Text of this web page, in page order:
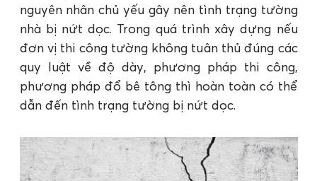
nguyên nhân chủ yếu gây nên tình trạng tường
nhà bị nứt dọc. Trong quá trình xây dựng nếu
đơn vị thi công tường không tuân thủ đúng các
quy luật về độ dày, phương pháp thi công,
phương pháp đổ bê tông thì hoàn toàn có thể
dẫn đến tình trạng tường bị nứt dọc.